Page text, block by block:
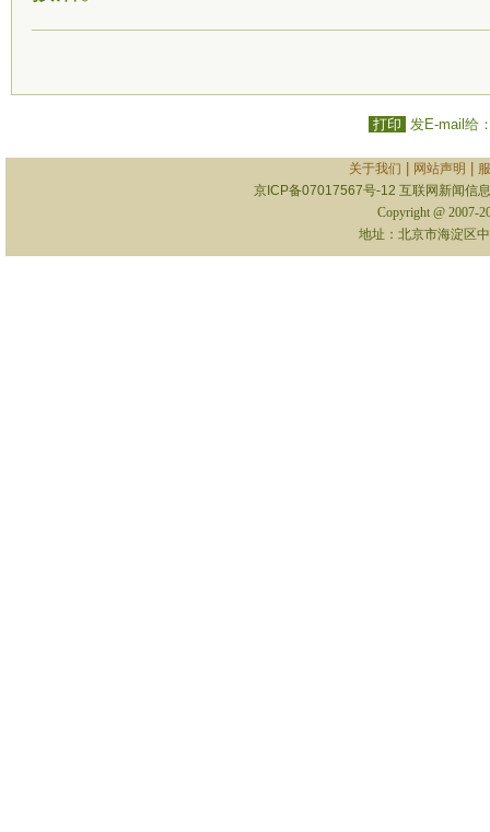
打印 发E-mail给
关于我们 网站声明
京ICP备07017567号-12 互联网新闻信
Copyright @ 2007-
地址：北京市海淀区